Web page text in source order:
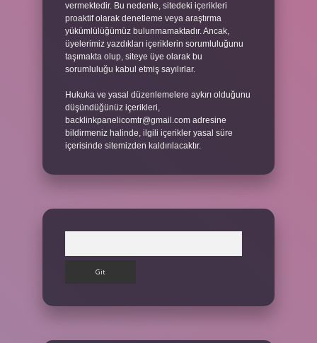
vermektedir. Bu nedenle, sitedeki içerikleri
proaktif olarak denetleme veya araştırma
yükümlülüğümüz bulunmamaktadır. Ancak,
üyelerimiz yazdıkları içeriklerin sorumluluğunu
taşımakta olup, siteye üye olarak bu
sorumluluğu kabul etmiş sayılırlar.
Hukuka ve yasal düzenlemelere aykırı olduğunu
düşündüğünüz içerikleri,
backlinkpanelicomtr@gmail.com adresine
bildirmeniz halinde, ilgili içerikler yasal süre
içerisinde sitemizden kaldırılacaktır.